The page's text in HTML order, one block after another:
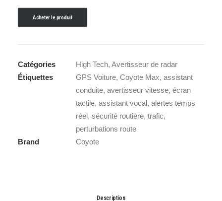
Acheter le produit
Catégories High Tech, Avertisseur de radar
Étiquettes
GPS Voiture, Coyote Max, assistant
conduite, avertisseur vitesse, écran
tactile, assistant vocal, alertes temps
réel, sécurité routière, trafic,
perturbations route
Brand
Coyote
Description